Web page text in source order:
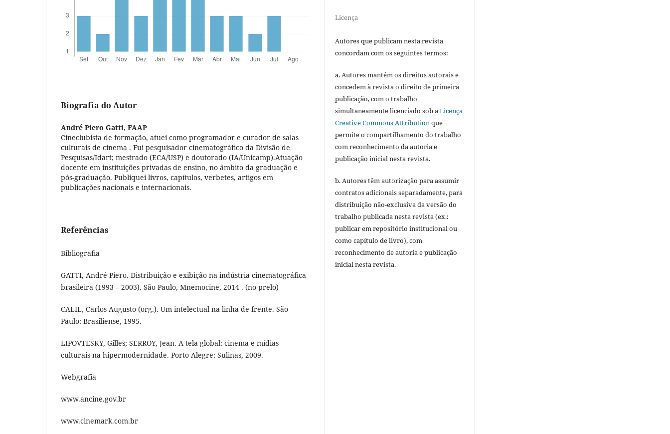
Biografia do Autor
André Piero Gatti, FAAP
Cineclubista de formação, atuei como programador e curador de salas
culturais de cinema . Fui pesquisador cinematográfico da Divisão de
Pesquisas/Idart; mestrado (ECA/USP) e doutorado (IA/Unicamp).Atuação
docente em instituições privadas de ensino, no âmbito da graduação e
pós-graduação. Publiquei livros, capítulos, verbetes, artigos em
publicações nacionais e internacionais.
Referências
Bibliografia
GATTI, André Piero. Distribuição e exibição na indústria cinematográfica
brasileira (1993 – 2003). São Paulo, Mnemocine, 2014 . (no prelo)
CALIL, Carlos Augusto (org.). Um intelectual na linha de frente. São
Paulo: Brasiliense, 1995.
LIPOVTESKY, Gilles; SERROY, Jean. A tela global: cinema e mídias
culturais na hipermodernidade. Porto Alegre: Sulinas, 2009.
Webgrafia
www.ancine.gov.br
www.cinemark.com.br
Licença
Autores que publicam nesta revista
concordam com os seguintes termos:
a. Autores mantém os direitos autorais e
concedem à revista o direito de primeira
publicação, com o trabalho
simultaneamente licenciado sob aLicença
Creative Commons Attributionque
permite o compartilhamento do trabalho
com reconhecimento da autoria e
publicação inicial nesta revista.
b. Autores têm autorização para assumir
contratos adicionais separadamente, para
distribuição não-exclusiva da versão do
trabalho publicada nesta revista (ex.:
publicar em repositório institucional ou
como capítulo de livro), com
reconhecimento de autoria e publicação
inicial nesta revista.